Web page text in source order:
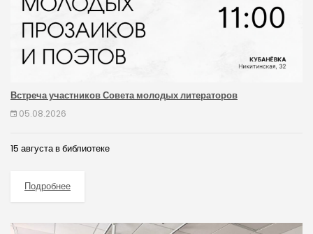
Встреча участников Совета молодых литераторов
05.08.2026
15 августа в библиотеке
Подробнее